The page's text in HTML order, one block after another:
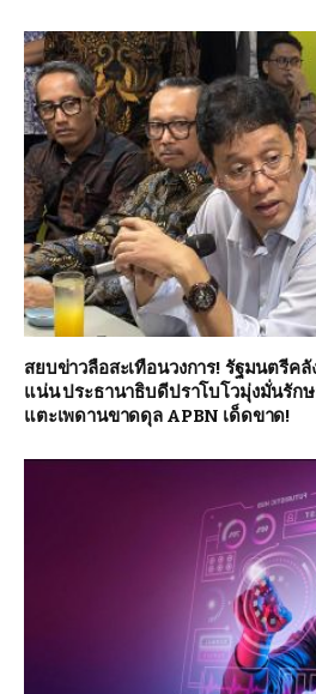
สยบข่าวลือสะเทือนวงการ! รัฐมนตรีค
แน่น ประธานาธิบดีปราโบโวมุ่งมั่นรักษ
แตะเพดานขาดดุล APBN เด็ดขาด!